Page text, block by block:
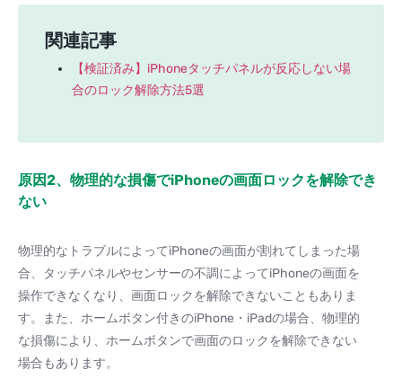
関連記事
【検証済み】iPhoneタッチパネルが反応しない場
合のロック解除方法5選
原因2、物理的な損傷でiPhoneの画面ロックを解除でき
ない
物理的なトラブルによってiPhoneの画面が割れてしまった場
合、タッチパネルやセンサーの不調によってiPhoneの画面を
操作できなくなり、画面ロックを解除できないこともありま
す。また、ホームボタン付きのiPhone・iPadの場合、物理的
な損傷により、ホームボタンで画面のロックを解除できない
場合もあります。